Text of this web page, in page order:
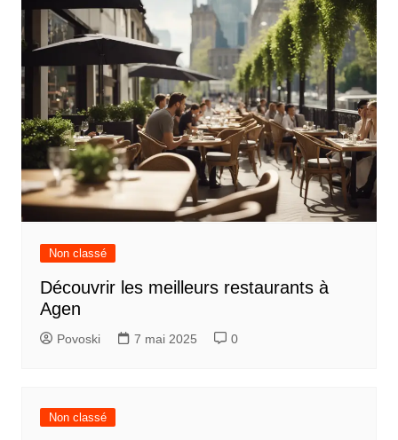
Non classé
Découvrir les meilleurs restaurants à
Agen
Povoski 7 mai 2025 0
Non classé